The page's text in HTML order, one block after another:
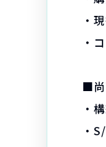
・
・
■尚
・
・